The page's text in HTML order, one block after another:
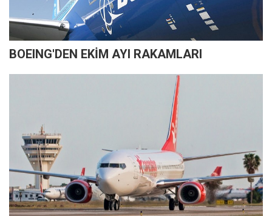
BOEING'DEN EKİM AYI RAKAMLARI